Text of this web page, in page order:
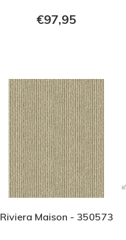
€97,95
Riviera Maison - 350573